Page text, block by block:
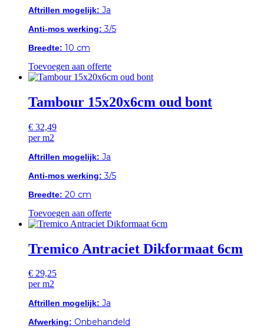
Aftrillen mogelijk: Ja
Anti-mos werking: 3/5
Breedte: 10 cm
Toevoegen aan offerte
Tambour 15x20x6cm oud bont
€ 32,49
per m2
Aftrillen mogelijk: Ja
Anti-mos werking: 3/5
Breedte: 20 cm
Toevoegen aan offerte
Tremico Antraciet Dikformaat 6cm
€ 29,25
per m2
Aftrillen mogelijk: Ja
Afwerking: Onbehandeld